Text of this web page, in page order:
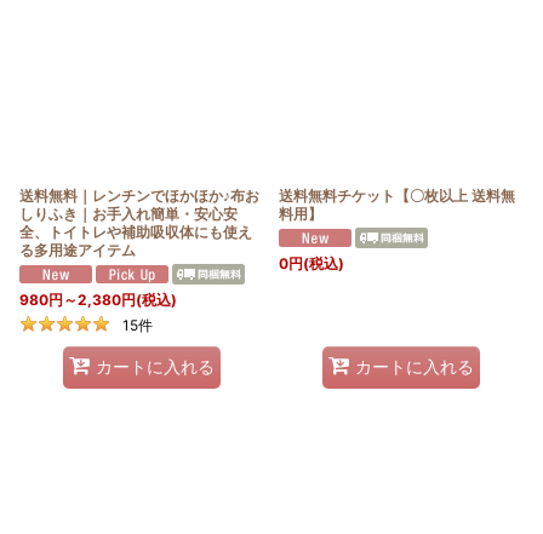
送料無料｜レンチンでほかほか♪布お
しりふき｜お手入れ簡単・安心安
全、トイトレや補助吸収体にも使え
る多用途アイテム
980円 ～2,380円(税込)
15件
カートに入れる
送料無料チケット【〇枚以上 送料無
料用】
0円(税込)
カートに入れる